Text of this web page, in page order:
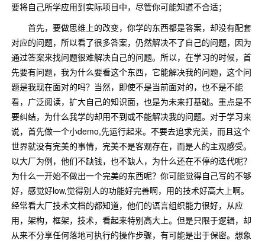
要将自己所学应用到实际项目中，尽管你可能知道不合适；
首先，要做思维上的改变，你学的东西都是答案，却没有配套
对应的问题，所以看了很多答案，仍然解决不了自己的问题，因为
通过答案来找问题很难解决自己的问题。所以，在学习的时候，首
先要有问题，我为什么要看这个东西，它能解决我的问题，这个问
题是我现在面对的吗？当然，即使不是当前面对的，也不是不能
看，广泛阅读，扩大自己的知识面，也是为未来打基础。重点是不
要纠结，为什么我学的却用不到或不能解决我的问题。对于学习来
说，首先做一个小demo,先运行起来。不要去追求完美，而且这个
世界就没有完美的事情，完美不是客观存在，而是人的主观感受。
以大厂为例，他们不缺钱，也不缺人，为什么还在不停的迭代呢？
为什么一开始不做出一个完美的东西呢？你可能觉得自己写的不够
好，感觉好low,觉得别人的功能好完善啊，用的技术好高大上啊。
经常看大厂技术文档的都知道，他们的语言组织能力很好，从应
用，架构，框架，技术，看起来特别高大上。但是只限于逻辑，却
从来不分享任何落地可执行的操作步骤，有可能是出于保密。想象